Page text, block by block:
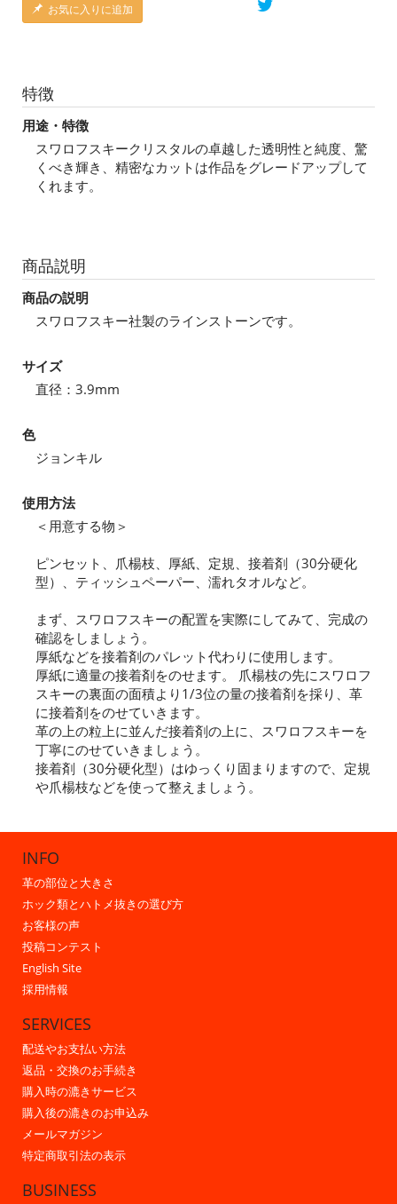
お気に入りに追加
特徴
用途・特徴
スワロフスキークリスタルの卓越した透明性と純度、驚
くべき輝き、精密なカットは作品をグレードアップして
くれます。
商品説明
商品の説明
スワロフスキー社製のラインストーンです。
サイズ
直径：3.9mm
色
ジョンキル
使用方法
＜用意する物＞
ピンセット、爪楊枝、厚紙、定規、接着剤（30分硬化
型）、ティッシュペーパー、濡れタオルなど。
まず、スワロフスキーの配置を実際にしてみて、完成の
確認をしましょう。
厚紙などを接着剤のパレット代わりに使用します。
厚紙に適量の接着剤をのせます。 爪楊枝の先にスワロフ
スキーの裏面の面積より1/3位の量の接着剤を採り、革
に接着剤をのせていきます。
革の上の粒上に並んだ接着剤の上に、スワロフスキーを
丁寧にのせていきましょう。
接着剤（30分硬化型）はゆっくり固まりますので、定規
や爪楊枝などを使って整えましょう。
INFO
革の部位と大きさ
ホック類とハトメ抜きの選び方
お客様の声
投稿コンテスト
English Site
採用情報
SERVICES
配送やお支払い方法
返品・交換のお手続き
購入時の漉きサービス
購入後の漉きのお申込み
メールマガジン
特定商取引法の表示
BUSINESS